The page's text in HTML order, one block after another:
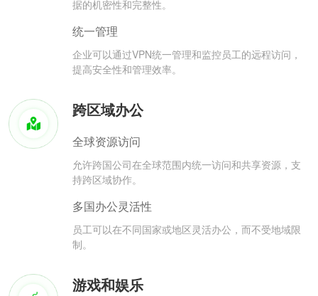
据的机密性和完整性。
统一管理
企业可以通过VPN统一管理和监控员工的远程访问，
提高安全性和管理效率。
跨区域办公
全球资源访问
允许跨国公司在全球范围内统一访问和共享资源，支
持跨区域协作。
多国办公灵活性
员工可以在不同国家或地区灵活办公，而不受地域限
制。
游戏和娱乐